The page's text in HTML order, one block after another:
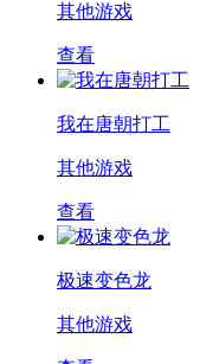
其他游戏
查看
我在唐朝打工
其他游戏
查看
极速变色龙
其他游戏